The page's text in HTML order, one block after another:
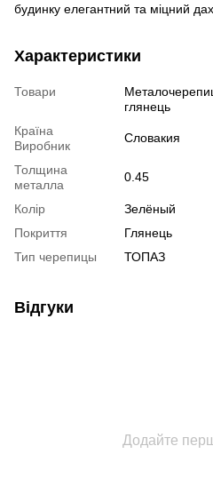
будинку елегантний та міцний
Характеристики
Товари
глянець
Країна
Виробник
Словакия
Толщина
металла
0.45
Колір
Зелёный
Покриття
Глянець
Тип черепицы
ТОПАЗ
Відгуки
Додайте